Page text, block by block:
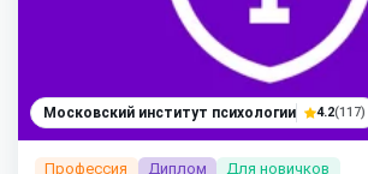
Московский институт психологии 4.2(117)
Профессия Диплом Для новичков